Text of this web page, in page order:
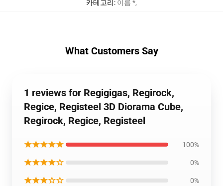
카테고리 : 이름 *,
What Customers Say
1 reviews for Regigigas, Regirock,
Regice, Registeel 3D Diorama Cube,
Regirock, Regice, Registeel
★★★★★ 100%
★★★★☆ 0%
★★★☆☆ 0%